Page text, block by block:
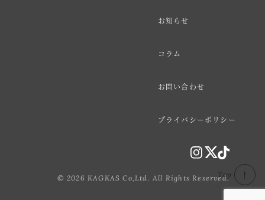
Top
お知らせ
コラム
お問い合わせ
プライバシーポリシー
© 2026 KAGKAS Co,Ltd. All Rights Reserved.